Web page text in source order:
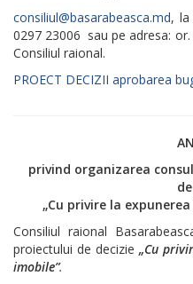
consiliul@basarabeasca.md, la
0297 23006 sau pe adresa:
Consiliul raional.
PROECT DECIZII aprobarea
privind organizarea
„Cu privire la
Consiliul raional
proiectului de decizie„Cu
imobile”.